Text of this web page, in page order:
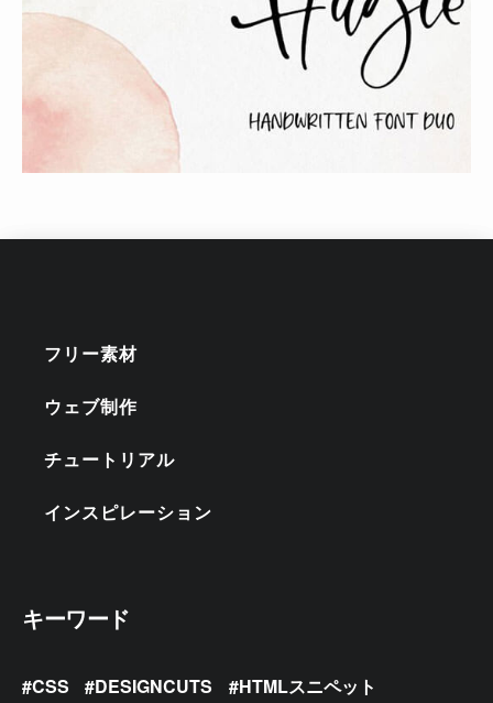
フリー素材
ウェブ制作
チュートリアル
インスピレーション
キーワード
CSS DESIGNCUTS
HTMLスニペット